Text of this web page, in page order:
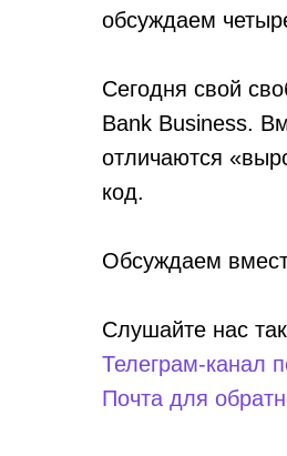
обсуждаем
Сегодня свой
Bank Business.
отличаются
код.
Обсуждаем
Слушайте нас
Телеграм-канал
Почта для